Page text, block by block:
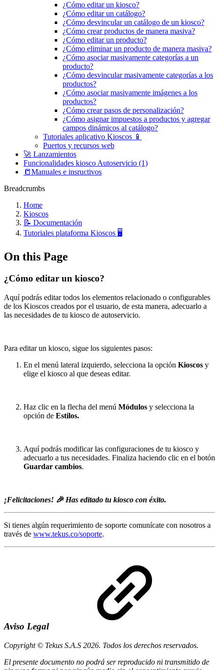
¿Cómo editar un kiosco?
¿Cómo editar un catálogo?
¿Cómo desvincular un catálogo de un kiosco?
¿Cómo crear productos de manera masiva?
¿Cómo editar un producto?
¿Cómo eliminar un producto de manera masiva?
¿Cómo asociar masivamente categorías a un
producto?
¿Cómo desvincular masivamente categorías a los
productos?
¿Cómo asociar masivamente imágenes a los
productos?
¿Cómo crear pasos de personalización?
¿Cómo asignar impuestos a productos y agregar
campos dinámicos al catálogo?
Tutoriales aplicativo Kioscos 📱
Puertos y recursos web
🚀 Lanzamientos
Funcionalidades kiosco Autoservicio (1)
📒Manuales e insructivos
Breadcrumbs
Home
Kioscos
📝 Documentación
Tutoriales plataforma Kioscos 🖥️
On this Page
¿Cómo editar un kiosco?
Aquí podrás editar todos los elementos relacionado o configurables
de los Kioscos creados por el usuario, de esta manera, adecuarlo a
las necesidades de tu kiosco de autoservicio.
Para editar un kiosco, sigue los siguientes pasos:
En el menú lateral izquierdo, selecciona la opción Kioscos y
elige el kiosco al que deseas editar.
Haz clic en la flecha del menú Módulos y selecciona la
opción de Estilos.
Aquí podrás modificar las configuraciones de tu kiosco y
adecuarlo a tus necesidades. Finaliza haciendo clic en el botón
Guardar cambios.
¡Felicitaciones! 🎉 Has editado tu kiosco con éxito.
Si tienes algún requerimiento de soporte comunícate con nosotros a
través de www.tekus.co/soporte.
Aviso Legal
Copyright © Tekus S.A.S 2026. Todos los derechos reservados.
El presente documento no podrá ser reproducido ni transmitido de